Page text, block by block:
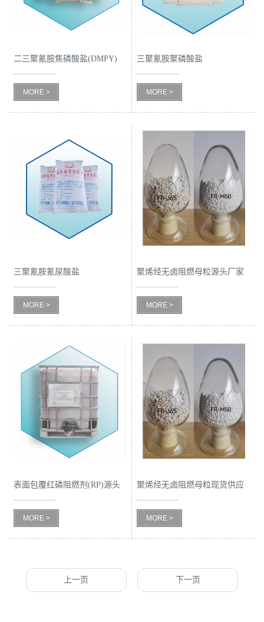
二三聚氰胺焦磷酸盐(DMPY)
MORE >
三聚氰胺聚磷酸盐
MORE >
三聚氰胺氰尿酸盐
MORE >
聚烯烃无卤阻燃母粒源头厂家
MORE >
表面包覆红磷阻燃剂(RP)源头
工厂
MORE >
聚烯烃无卤阻燃母粒现货供应
MORE >
上一页 下一页